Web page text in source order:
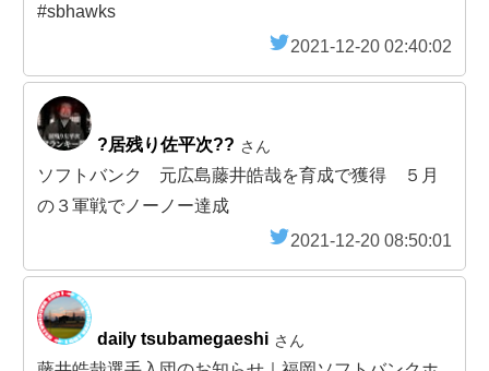
#sbhawks
2021-12-20 02:40:02
?居残り佐平次?? さん
ソフトバンク 元広島藤井皓哉を育成で獲得 ５月
の３軍戦でノーノー達成
2021-12-20 08:50:01
daily tsubamegaeshi さん